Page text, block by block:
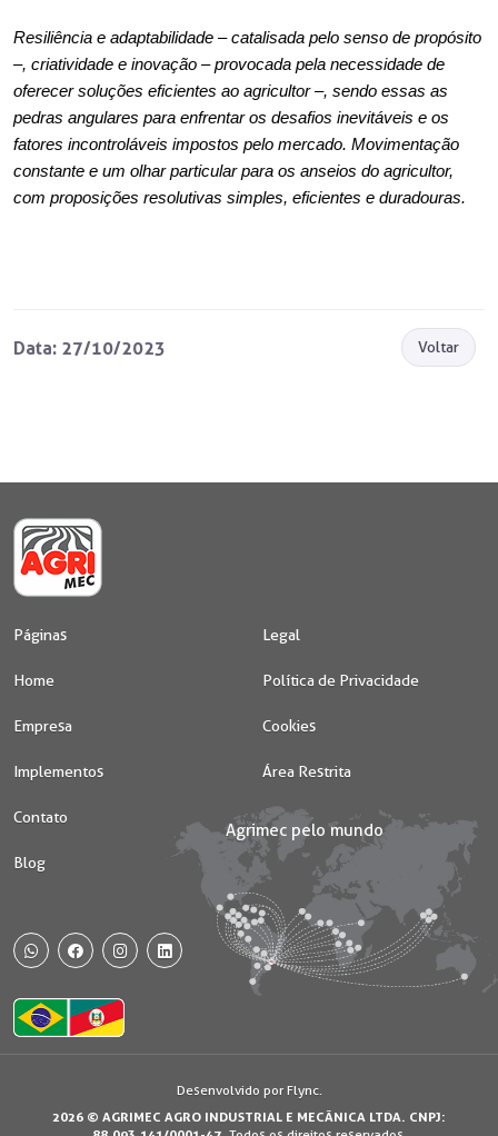
Resiliência e adaptabilidade – catalisada pelo senso de propósito
–, criatividade e inovação – provocada pela necessidade de
oferecer soluções eficientes ao agricultor –, sendo essas as
pedras angulares para enfrentar os desafios inevitáveis e os
fatores incontroláveis impostos pelo mercado. Movimentação
constante e um olhar particular para os anseios do agricultor,
com proposições resolutivas simples, eficientes e duradouras.
Data: 27/10/2023 Voltar
Páginas
Home
Empresa
Implementos
Contato
Blog
Legal
Política de Privacidade
Cookies
Área Restrita
WhatsAppFacebookInstagram
Desenvolvido por Flync.
2026 © AGRIMEC AGRO INDUSTRIAL E MECÂNICA LTDA. CNPJ:
Usamos os cookies e dados de navegação visando proporcionar uma